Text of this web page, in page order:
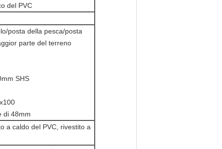
del PVC
posta della pesca/posta
parte del terreno
SHS
di 48mm
a caldo del PVC, rivestito a